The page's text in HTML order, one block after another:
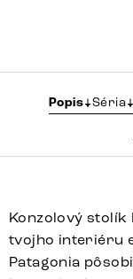
Popis Séria
Konzolový stolík
tvojho interiéru
Patagonia